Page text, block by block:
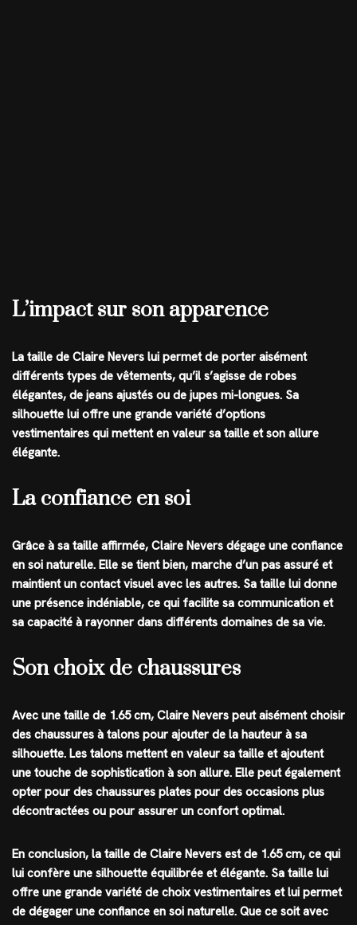
L’impact sur son apparence
La taille de Claire Nevers lui permet de porter aisément
différents types de vêtements, qu’il s’agisse de robes
élégantes, de jeans ajustés ou de jupes mi-longues. Sa
silhouette lui offre une grande variété d’options
vestimentaires qui mettent en valeur sa taille et son allure
élégante.
La confiance en soi
Grâce à sa taille affirmée, Claire Nevers dégage une confiance
en soi naturelle. Elle se tient bien, marche d’un pas assuré et
maintient un contact visuel avec les autres. Sa taille lui donne
une présence indéniable, ce qui facilite sa communication et
sa capacité à rayonner dans différents domaines de sa vie.
Son choix de chaussures
Avec une taille de 1.65 cm, Claire Nevers peut aisément choisir
des chaussures à talons pour ajouter de la hauteur à sa
silhouette. Les talons mettent en valeur sa taille et ajoutent
une touche de sophistication à son allure. Elle peut également
opter pour des chaussures plates pour des occasions plus
décontractées ou pour assurer un confort optimal.
En conclusion, la taille de Claire Nevers est de 1.65 cm, ce qui
lui confère une silhouette équilibrée et élégante. Sa taille lui
offre une grande variété de choix vestimentaires et lui permet
de dégager une confiance en soi naturelle. Que ce soit avec